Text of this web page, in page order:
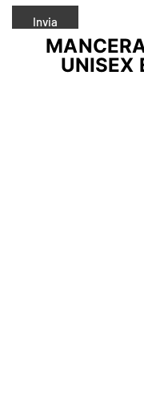
UNISEX